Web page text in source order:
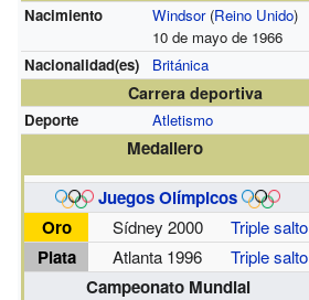
Nacimiento Windsor(Reino Unido)
10 de mayo de 1966
Nacionalidad(es)
Británica
Carrera deportiva
Deporte Atletismo
Medallero
Juegos Olímpicos
Oro
Sídney 2000 Triple salto
Plata Atlanta 1996 Triple salto
Campeonato Mundial